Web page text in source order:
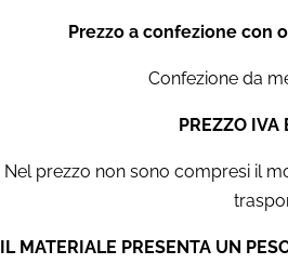
Prezzo a confezione con
Confezione da
PREZZO IVA
Nel prezzo non sono compresi il
IL MATERIALE PRESENTA UN